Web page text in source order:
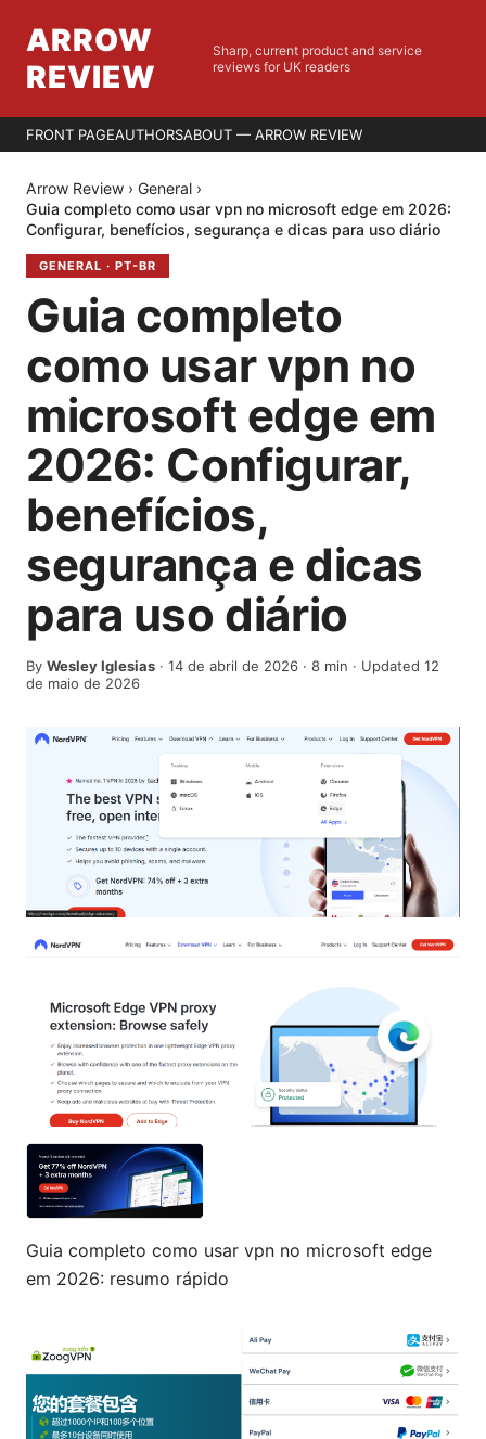
ARROW
REVIEW
Sharp, current product and service
reviews for UK readers
FRONT PAGEAUTHORSABOUT — ARROW REVIEW
Arrow Review › General ›
Guia completo como usar vpn no microsoft edge em 2026:
Configurar, benefícios, segurança e dicas para uso diário
GENERAL · PT-BR
Guia completo
como usar vpn no
microsoft edge em
2026: Configurar,
benefícios,
segurança e dicas
para uso diário
By Wesley Iglesias · 14 de abril de 2026 · 8 min · Updated 12
de maio de 2026
Guia completo como usar vpn no microsoft edge
em 2026: resumo rápido